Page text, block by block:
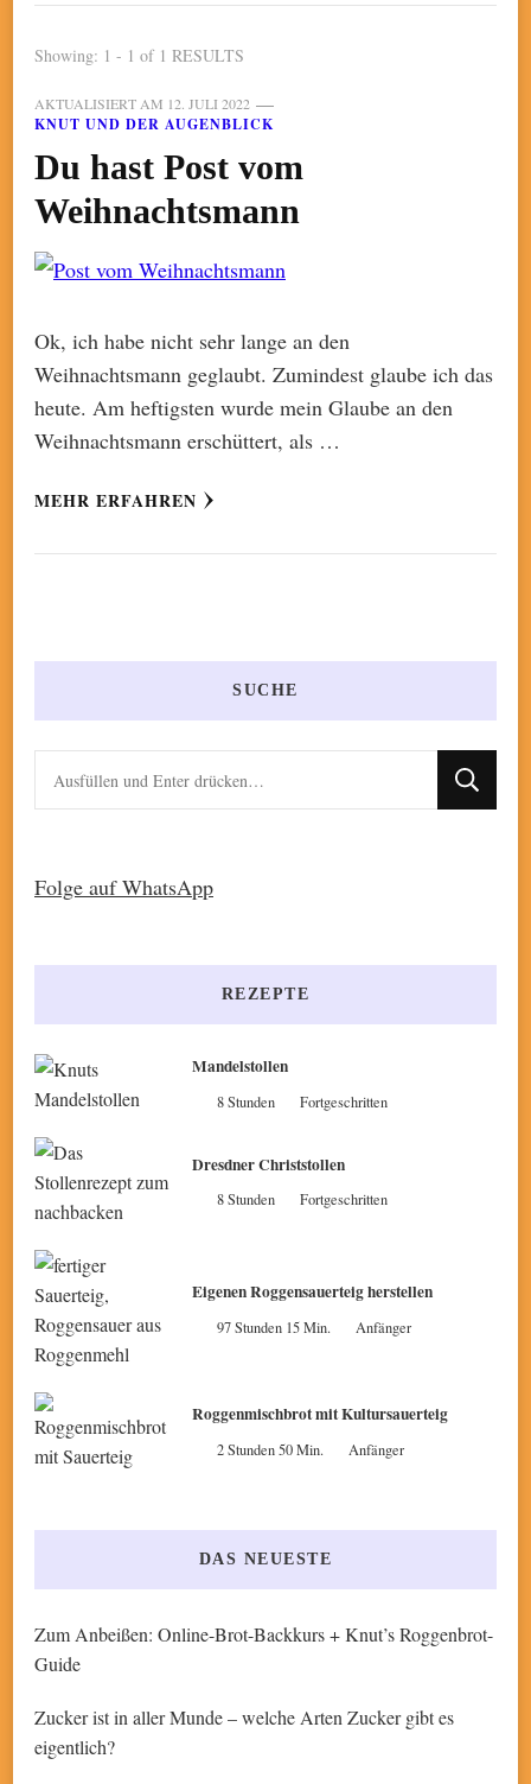
Showing: 1 - 1 of 1 RESULTS
AKTUALISIERT AM 12. JULI 2022
KNUT UND DER AUGENBLICK
Du hast Post vom
Weihnachtsmann
Ok, ich habe nicht sehr lange an den
Weihnachtsmann geglaubt. Zumindest glaube ich das
heute. Am heftigsten wurde mein Glaube an den
Weihnachtsmann erschüttert, als …
MEHR ERFAHREN
SUCHE
Suchst
du
etwas?
Folge auf WhatsApp
REZEPTE
Mandelstollen
8 Stunden Fortgeschritten
Dresdner Christstollen
8 Stunden Fortgeschritten
Eigenen Roggensauerteig herstellen
97 Stunden 15 Min. Anfänger
Roggenmischbrot mit Kultursauerteig
2 Stunden 50 Min. Anfänger
DAS NEUESTE
Zum Anbeißen: Online-Brot-Backkurs + Knut’s Roggenbrot-
Guide
Zucker ist in aller Munde – welche Arten Zucker gibt es
eigentlich?